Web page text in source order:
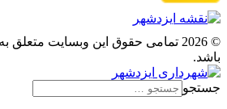
© 2026 تمامی حقوق این وبسایت
باشد.
جستجو